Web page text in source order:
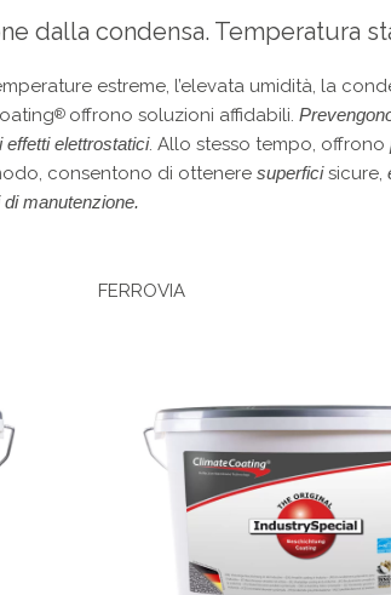
dalla condensa. Temperatura
estreme, l’elevata umidità, la
® offrono soluzioni affidabili.
effetti elettrostatici. Allo stesso tempo, offrono
consentono di ottenere superficisicure,
manutenzione.
FERROVIA